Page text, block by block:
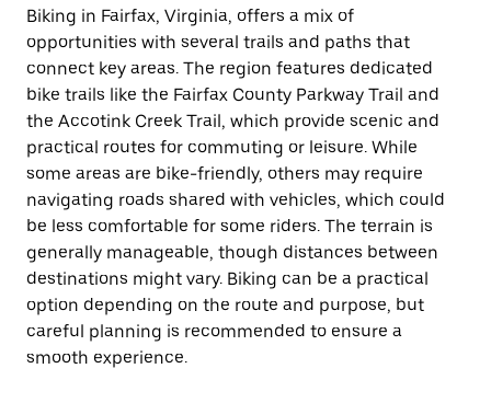
Biking in Fairfax, Virginia, offers a mix of
opportunities with several trails and paths that
connect key areas. The region features dedicated
bike trails like the Fairfax County Parkway Trail and
the Accotink Creek Trail, which provide scenic and
practical routes for commuting or leisure. While
some areas are bike-friendly, others may require
navigating roads shared with vehicles, which could
be less comfortable for some riders. The terrain is
generally manageable, though distances between
destinations might vary. Biking can be a practical
option depending on the route and purpose, but
careful planning is recommended to ensure a
smooth experience.